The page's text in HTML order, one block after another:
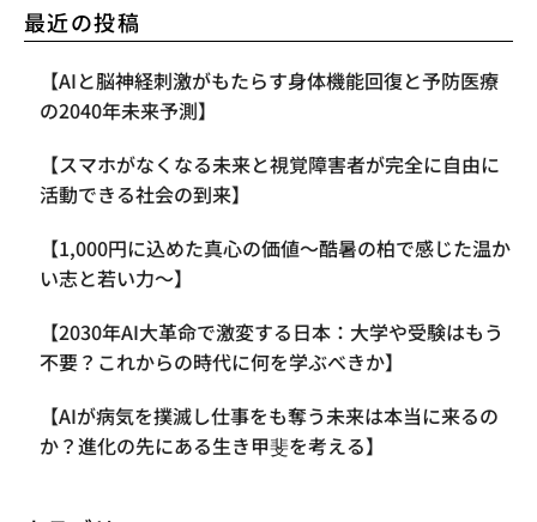
最近の投稿
【AIと脳神経刺激がもたらす身体機能回復と予防医療
の2040年未来予測】
【スマホがなくなる未来と視覚障害者が完全に自由に
活動できる社会の到来】
【1,000円に込めた真心の価値〜酷暑の柏で感じた温か
い志と若い力〜】
【2030年AI大革命で激変する日本：大学や受験はもう
不要？これからの時代に何を学ぶべきか】
【AIが病気を撲滅し仕事をも奪う未来は本当に来るの
か？進化の先にある生き甲斐を考える】